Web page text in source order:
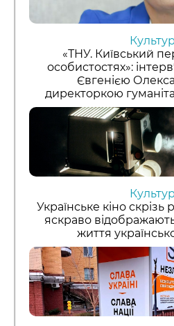
«ТНУ. Київський
особистостях»:
Євгенією
директоркою
Українське кіно
яскраво
життя